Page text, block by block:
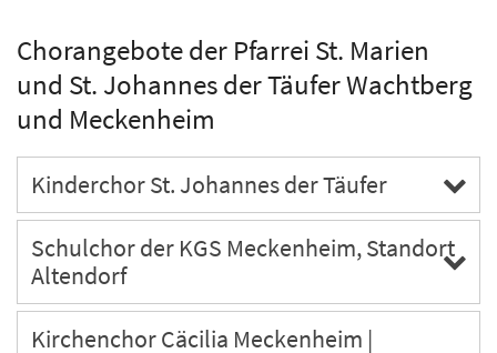
Chorangebote der Pfarrei St. Marien
und St. Johannes der Täufer Wachtberg
und Meckenheim
Kinderchor St. Johannes der Täufer
Schulchor der KGS Meckenheim, Standort
Altendorf
Kirchenchor Cäcilia Meckenheim |